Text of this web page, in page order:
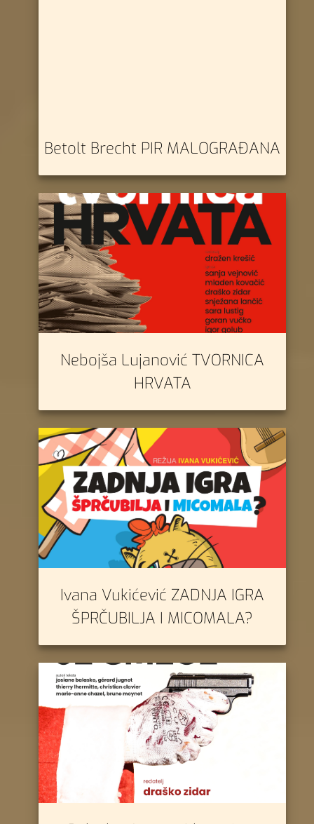
Betolt Brecht PIR MALOGRAĐANA
Nebojša Lujanović TVORNICA
HRVATA
Ivana Vukićević ZADNJA IGRA
ŠPRČUBILJA I MICOMALA?